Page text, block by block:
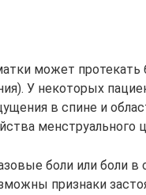
может
У некоторых
в спине и
менструального
боли или боли в
признаки